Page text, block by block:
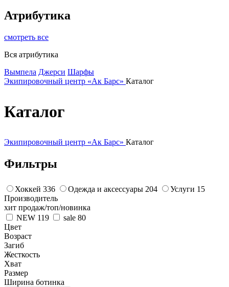
Атрибутика
смотреть все
Вся атрибутика
Вымпела Джерси Шарфы
Экипировочный центр «Ак Барс» Каталог
Каталог
Экипировочный центр «Ак Барс» Каталог
Фильтры
Хоккей 336 Одежда и аксессуары 204 Услуги 15
Производитель
хит продаж/топ/новинка
NEW 119 sale 80
Цвет
Возраст
Загиб
Жесткость
Хват
Размер
Ширина ботинка